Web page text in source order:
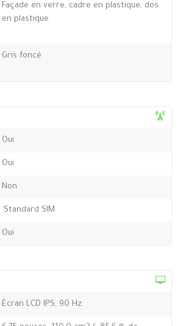
Façade en verre, cadre en plastique, dos
en plastique
Gris foncé
Oui
Oui
Non
`Standard SIM
Oui
Écran LCD IPS, 90 Hz